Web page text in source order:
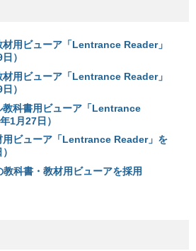
用ビューア「Lentrance Reader」
）
用ビューア「Lentrance Reader」
）
教科書用ビューア「Lentrance
1月27日）
用ビューア「Lentrance Reader」を
科書・教材用ビューアを採用